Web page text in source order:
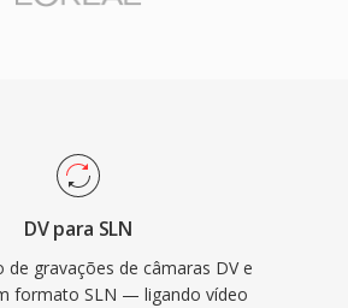
DV para SLN
de gravações de câmaras DV e
formato SLN — ligando vídeo